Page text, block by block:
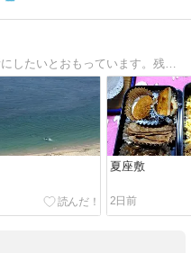
穏やかな気持ちが取り戻せる場所にしたいとおもっています。残り少なくなった余生を大切に過ごしたいと思う日々、そんな思いを丁寧に綴りたい。
夏座敷
2日前